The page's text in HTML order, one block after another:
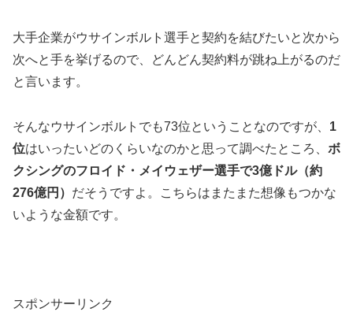
大手企業がウサインボルト選手と契約を結びたいと次から
次へと手を挙げるので、どんどん契約料が跳ね上がるのだ
と言います。
そんなウサインボルトでも73位ということなのですが、 1
位はいったいどのくらいなのかと思って調べたところ、 ボ
クシングのフロイド・メイウェザー選手で3億ドル（約
276億円） だそうですよ。こちらはまたまた想像もつかな
いような金額です。
スポンサーリンク